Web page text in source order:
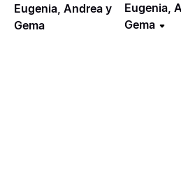
Eugenia, Andrea y
Gema
Eugenia,
Gema